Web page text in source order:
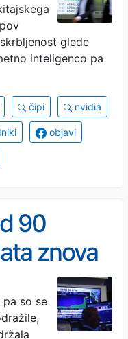
glede
inteligenco pa
čipi nvidia
objavi
90
znova
so se